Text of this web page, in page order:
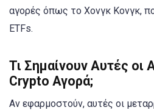
αγορές όπως το Χονγκ Κονγκ,
ETFs.
Τι Σημαίνουν Αυτές οι
Crypto Αγορά;
Αν εφαρμοστούν, αυτές οι